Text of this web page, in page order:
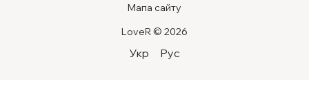
Мапа сайту
LoveR © 2026
Укр Рус